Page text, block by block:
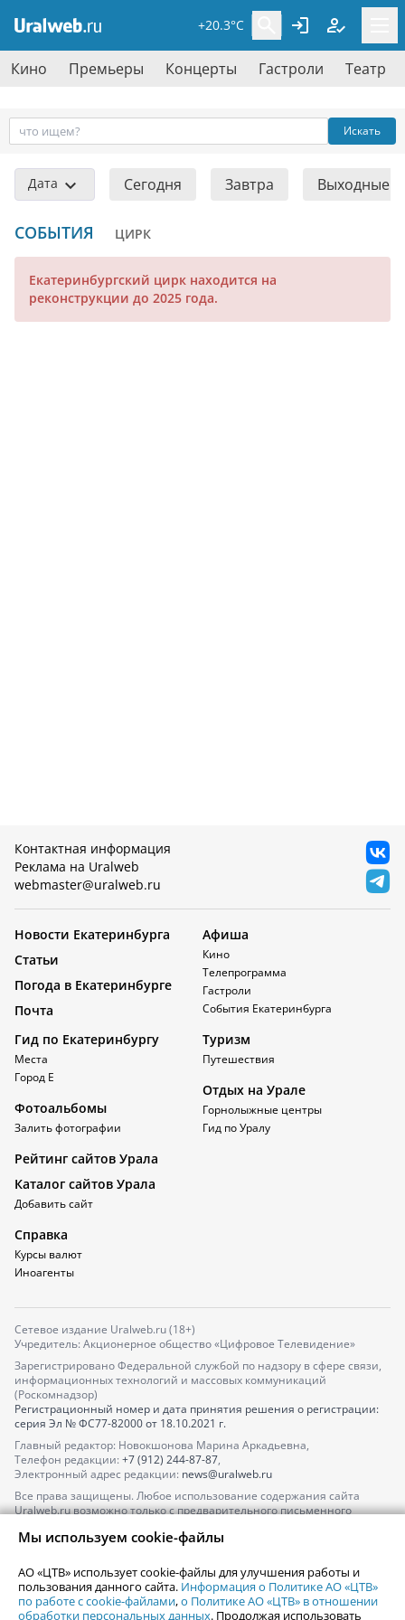
+20.3°C
Кино Премьеры Концерты Гастроли Театр
Искать
Дата Сегодня Завтра Выходные
СОБЫТИЯ ЦИРК
Екатеринбургский цирк находится на
реконструкции до 2025 года.
Контактная информация
Реклама на Uralweb
webmaster@uralweb.ru
Новости Екатеринбурга
Статьи
Погода в Екатеринбурге
Почта
Афиша
Кино
Телепрограмма
Гастроли
События Екатеринбурга
Гид по Екатеринбургу
Места
Город Е
Фотоальбомы
Залить фотографии
Туризм
Путешествия
Отдых на Урале
Горнолыжные центры
Гид по Уралу
Рейтинг сайтов Урала
Каталог сайтов Урала
Добавить сайт
Справка
Курсы валют
Иноагенты
Сетевое издание Uralweb.ru (18+)
Учредитель: Акционерное общество «Цифровое Телевидение»
Зарегистрировано Федеральной службой по надзору в сфере связи,
информационных технологий и массовых коммуникаций
(Роскомнадзор)
Регистрационный номер и дата принятия решения о регистрации:
серия Эл № ФС77-82000от 18.10.2021 г.
Главный редактор: Новокшонова Марина Аркадьевна,
Телефон редакции: +7 (912) 244-87-87,
Электронный адрес редакции: news@uralweb.ru
Все права защищены. Любое использование содержания сайта
Uralweb.ru возможно только с предварительного письменного
По вопросам размещения рекламы обращайтесь по тел.
По вопросам размещения информации в разделе «Афиша»
afisha@uralweb.ru
Мы используем cookie-файлы
АО «ЦТВ» использует cookie-файлы для улучшения работы и
пользования данного сайта. Информация о Политике АО «ЦТВ»
по работе с cookie-файлами,о Политике АО «ЦТВ» в отношении
обработки персональных данных. Продолжая использовать